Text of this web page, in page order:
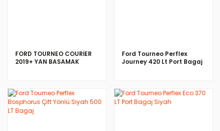
FORD TOURNEO COURİER
2019+ YAN BASAMAK
Ford Tourneo Perflex
Journey 420 Lt Port Bagaj